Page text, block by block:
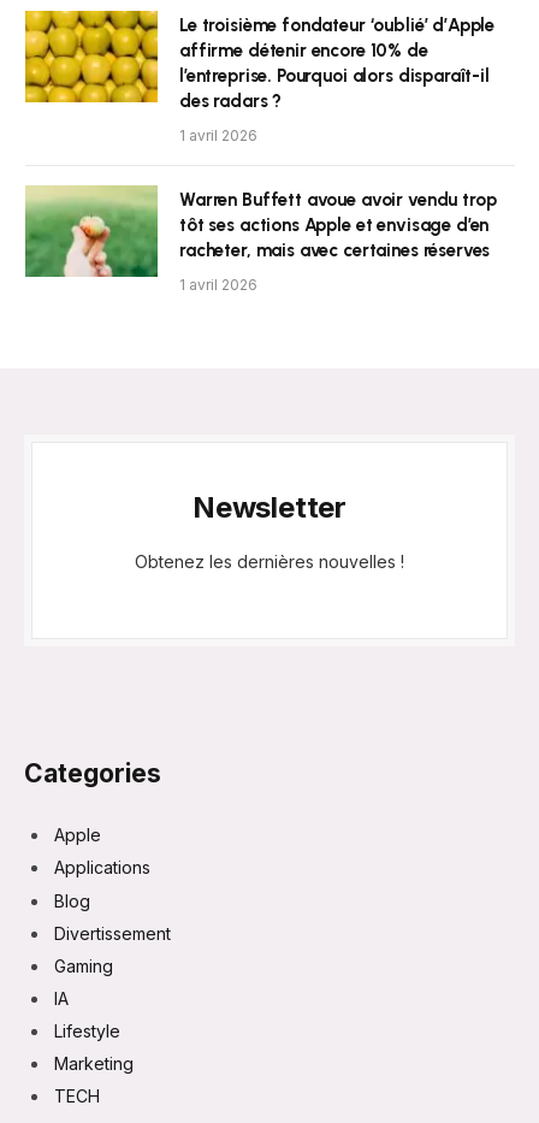
Le troisième fondateur ‘oublié’ d’Apple
affirme détenir encore 10% de
l’entreprise. Pourquoi alors disparaît-il
des radars ?
1 avril 2026
Warren Buffett avoue avoir vendu trop
tôt ses actions Apple et envisage d’en
racheter, mais avec certaines réserves
1 avril 2026
Newsletter
Obtenez les dernières nouvelles !
Categories
Apple
Applications
Blog
Divertissement
Gaming
IA
Lifestyle
Marketing
TECH